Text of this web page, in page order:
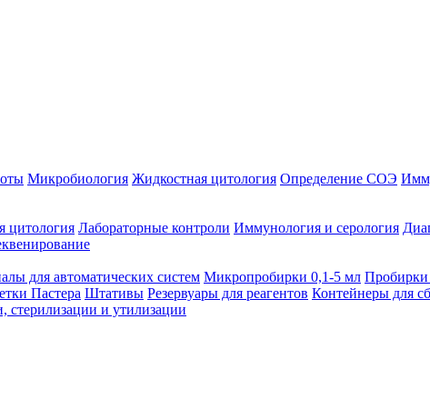
Микробиология Жидкостная цитология Определение СОЭ
цитология Лабораторные контроли Иммунология и серология
для автоматических систем Микропробирки 0,1-5 мл
Пастера Штативы Резервуары для реагентов Контейнеры для
стерилизации и утилизации